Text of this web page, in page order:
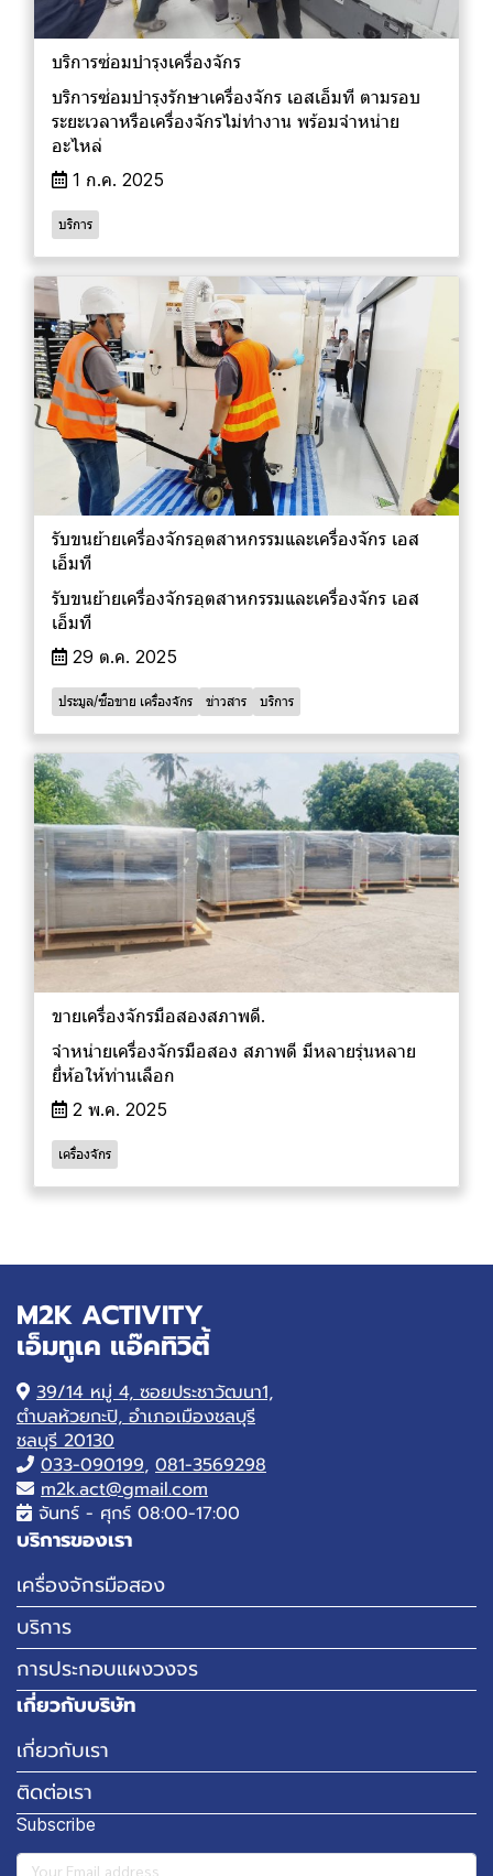
บริการซ่อมบำรุงเครื่องจักร
บริการซ่อมบำรุงรักษาเครื่องจักร เอสเอ็มที ตามรอบ
ระยะเวลาหรือเครื่องจักรไม่ทำงาน พร้อมจำหน่าย
อะไหล่
1 ก.ค. 2025
บริการ
รับขนย้ายเครื่องจักรอุตสาหกรรมและเครื่องจักร เอส
เอ็มที
รับขนย้ายเครื่องจักรอุตสาหกรรมและเครื่องจักร เอส
เอ็มที
29 ต.ค. 2025
ประมูล/ซื้อขาย เครื่องจักร ข่าวสาร บริการ
ขายเครื่องจักรมือสองสภาพดี.
จำหน่ายเครื่องจักรมือสอง สภาพดี มีหลายรุ่นหลาย
ยี่ห้อให้ท่านเลือก
2 พ.ค. 2025
เครื่องจักร
M2K ACTIVITY
เอ็มทูเค แอ๊คทิวิตี้
39/14 หมู่ 4, ซอยประชาวัฒนา1,
ตำบลห้วยกะปิ, อำเภอเมืองชลบุรี
ชลบุรี 20130
033-090199, 081-3569298
m2k.act@gmail.com
จันทร์ - ศุกร์ 08:00-17:00
บริการของเรา
เครื่องจักรมือสอง
บริการ
การประกอบแผงวงจร
เกี่ยวกับบริษัท
เกี่ยวกับเรา
ติดต่อเรา
Subscribe